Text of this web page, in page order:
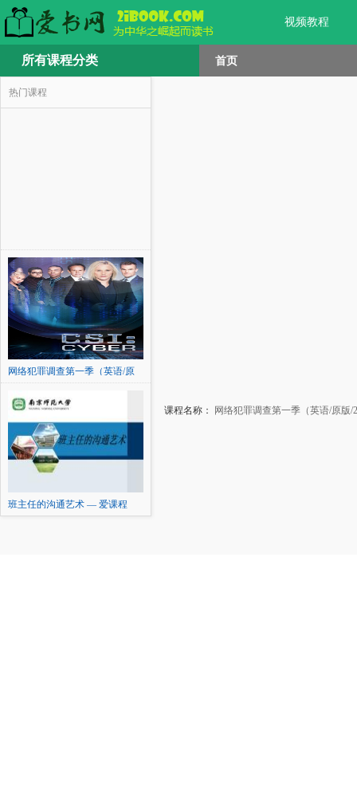
视频教程
所有课程分类 首页
热门课程
网络犯罪调查第一季（英语/原
班主任的沟通艺术 — 爱课程
课程名称： 网络犯罪调查第一季（英语/原版/